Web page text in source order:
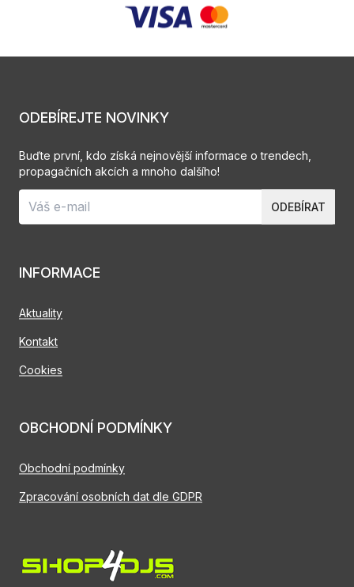
INFORMACE
Aktuality
Kontakt
Cookies
OBCHODNÍ PODMÍNKY
Obchodní podmínky
Zpracování osobních dat dle GDPR
ODEBÍREJTE NOVINKY
Buďte první, kdo získá nejnovější informace o trendech,
propagačních akcích a mnoho dalšího!
ODEBÍRAT